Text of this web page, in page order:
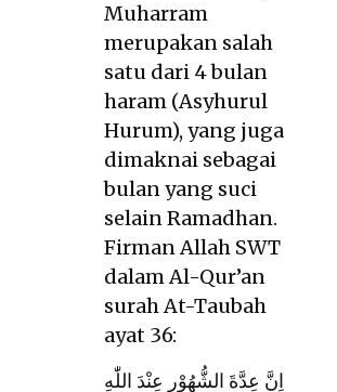
Muharram
merupakan salah
satu dari 4 bulan
haram (Asyhurul
Hurum), yang juga
dimaknai sebagai
bulan yang suci
selain Ramadhan.
Firman Allah SWT
dalam Al-Qur’an
surah At-Taubah
ayat 36:
اِنَّ عِدَّةَ الشُّهُوْرِ عِنْدَ اللّٰهِ